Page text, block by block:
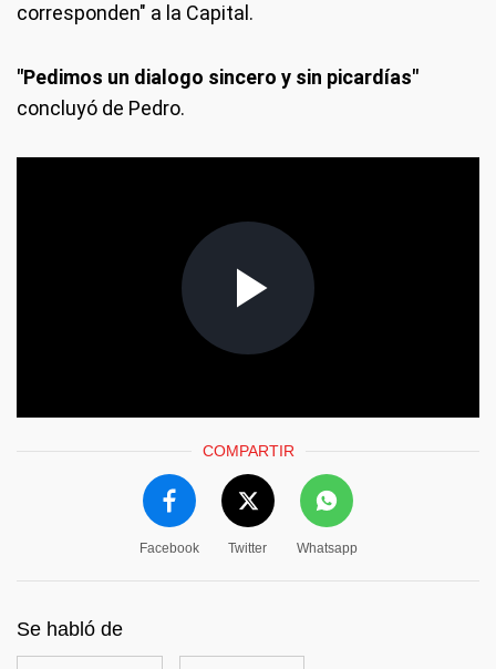
corresponden" a la Capital.
"Pedimos un dialogo sincero y sin picardías"
concluyó de Pedro.
COMPARTIR
Facebook Twitter Whatsapp
Se habló de